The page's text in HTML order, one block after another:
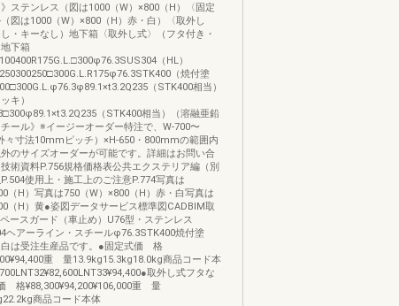
》ステンレス（図は1000（W）×800（H）〈固定
図は1000（W）×800（H）赤・白）〈取外し
・キーなし）地下箱〈取外し式〉（フタ付き・
下箱
（HL）
（焼付塗
（STK400相当）
キ）
（STK400相当）（溶融亜鉛
ール》※イージーオーダー特注で、W-700〜
々寸法10mmピッチ）×H-650・800mmの範囲内
のサイズオーダーが可能です。詳細はお問い合
術資料P.756規格価格表公共エクステリア編（別
使用上・施工上のご注意P.774写真は
（H）写真は750（W）×800（H）赤・白写真は
（H）黄●姿図データサービス標準図CADBIM取
ースガード（車止め）U76型・ステンレス
ヘアーライン・スチールφ76.3STK400焼付塗
は受注生産品です。●固定式価 格
重 量13.9kg15.3kg18.0kg商品コード本
取外し式フタな
格¥88,300¥94,200¥106,000重 量
商品コード本体